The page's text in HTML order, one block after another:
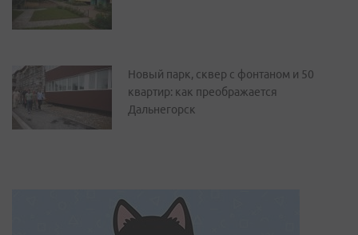
Новый парк, сквер с фонтаном и 50
квартир: как преображается
Дальнегорск